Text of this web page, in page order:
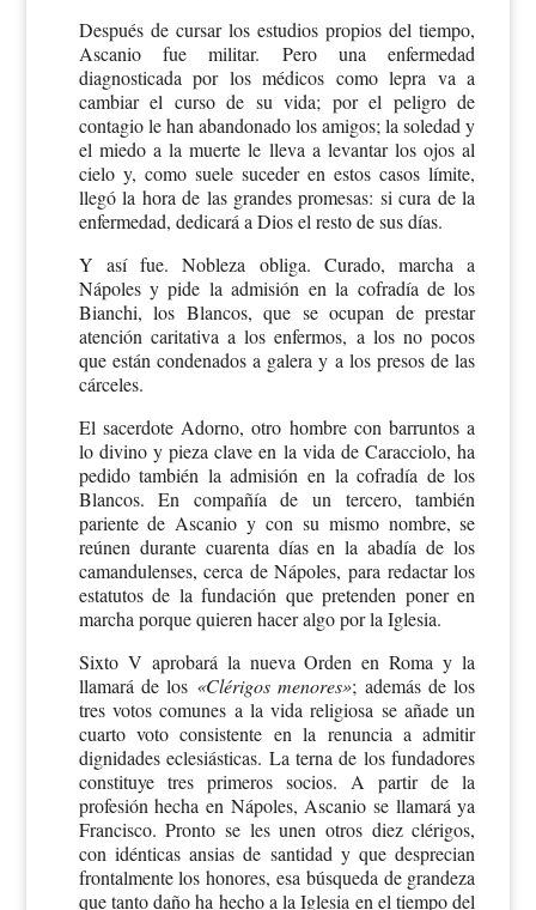
Después de cursar los estudios propios del tiempo,
Ascanio fue militar. Pero una enfermedad
diagnosticada por los médicos como lepra va a
cambiar el curso de su vida; por el peligro de
contagio le han abandonado los amigos; la soledad y
el miedo a la muerte le lleva a levantar los ojos al
cielo y, como suele suceder en estos casos límite,
llegó la hora de las grandes promesas: si cura de la
enfermedad, dedicará a Dios el resto de sus días.
Y así fue. Nobleza obliga. Curado, marcha a
Nápoles y pide la admisión en la cofradía de los
Bianchi, los Blancos, que se ocupan de prestar
atención caritativa a los enfermos, a los no pocos
que están condenados a galera y a los presos de las
cárceles.
El sacerdote Adorno, otro hombre con barruntos a
lo divino y pieza clave en la vida de Caracciolo, ha
pedido también la admisión en la cofradía de los
Blancos. En compañía de un tercero, también
pariente de Ascanio y con su mismo nombre, se
reúnen durante cuarenta días en la abadía de los
camandulenses, cerca de Nápoles, para redactar los
estatutos de la fundación que pretenden poner en
marcha porque quieren hacer algo por la Iglesia.
Sixto V aprobará la nueva Orden en Roma y la
llamará de los «Clérigos menores»; además de los
tres votos comunes a la vida religiosa se añade un
cuarto voto consistente en la renuncia a admitir
dignidades eclesiásticas. La terna de los fundadores
constituye tres primeros socios. A partir de la
profesión hecha en Nápoles, Ascanio se llamará ya
Francisco. Pronto se les unen otros diez clérigos,
con idénticas ansias de santidad y que desprecian
frontalmente los honores, esa búsqueda de grandeza
que tanto daño ha hecho a la Iglesia en el tiempo del